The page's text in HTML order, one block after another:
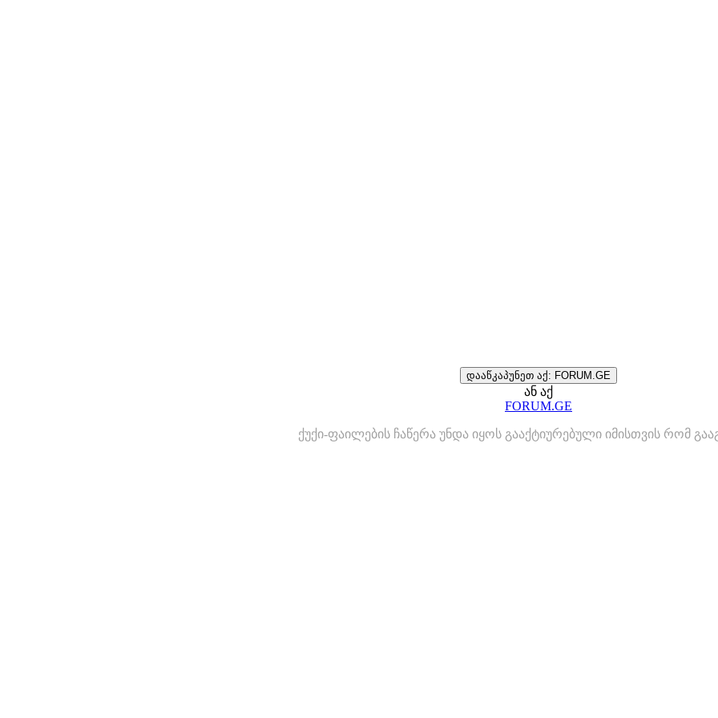
დააწკაპუნეთ აქ: FORUM.GE
ან აქ
FORUM.GE
ქუქი-ფაილების ჩაწერა უნდა იყოს გააქტიურებული იმისთვის რომ